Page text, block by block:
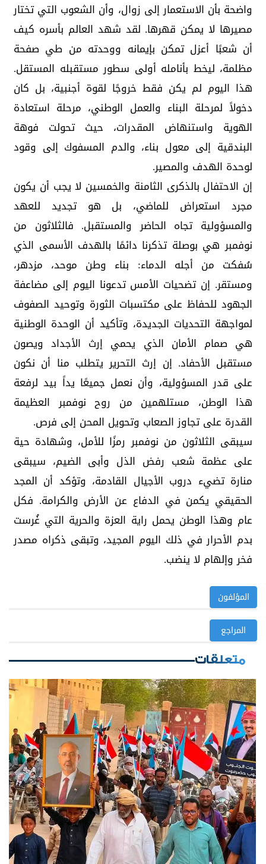
واضحة بأن الاستعمار إلى زوال، وأن الشعوب التي تختار
مصيرها لا يمكن قهرها. لقد شهد العالم بأسره كيف
أن شعبًا أعزل تمكن بإيمانه ووحدته من طي صفحة
مظلمة، ليخط بأنامله أولى سطور مستقبله المستقل.
هذا اليوم لم يكن فقط خروجًا لقوة أجنبية، بل كان
دخولاً لمرحلة البناء والعمل الوطني، مرحلة استعادة
الهوية واستنهاض المقدرات، حيث تحولت فوهة
البندقية إلى معول بناء، والدم المسفوك إلى وقود
لوحدة الهدف والمصير.
إن الاحتفال بالذكرى الثامنة والخمسين لا يجب أن يكون
مجرد استعراض للماضي، بل هو تجديد للعهد
والمسؤولية تجاه الحاضر والمستقبل. فالثلاثون من
نوفمبر هي بوصلة تذكرنا دائمًا بالهدف الأسمى الذي
سُفكت من أجله الدماء: بناء وطن موحد، مزدهر،
ومستقر. إن تضحيات الأمس تدعونا اليوم إلى مضاعفة
الجهود للحفاظ على مكتسبات الثورة وتوحيد الصفوف
لمواجهة التحديات الجديدة، وتأكيد أن الوحدة الوطنية
هي صمام الأمان الذي يحمي إرث الأجداد ويصون
مستقبل الأحفاد. إن إرث التحرير يتطلب منا أن نكون
على قدر المسؤولية، وأن نعمل جميعًا يداً بيد لرفعة
هذا الوطن، مستلهمين من روح نوفمبر العظيمة
القدرة على تجاوز الصعاب وتحويل المحن إلى فرص.
سيبقى الثلاثون من نوفمبر رمزًا للأمل، وشهادة حية
على عظمة شعب رفض الذل وأبى الضيم، سيبقى
منارة تضيء دروب الأجيال القادمة، وتؤكد أن المجد
الحقيقي يكمن في الدفاع عن الأرض والكرامة. فكل
عام وهذا الوطن يحمل راية العزة والحرية التي غُرست
بدم الأحرار في ذلك اليوم المجيد، وتبقى ذكراه مصدر
فخر وإلهام لا ينضب.
المؤلفون
المراجع
متعلقات